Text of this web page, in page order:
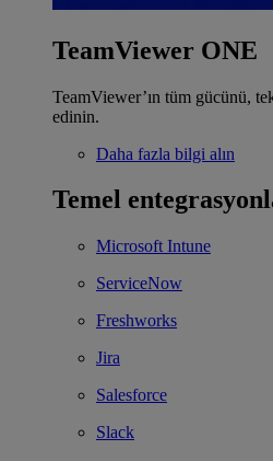
TeamViewer ONE
TeamViewer’ın tüm gücünü,
edinin.
Daha fazla bilgi alın
Temel
Microsoft Intune
ServiceNow
Freshworks
Jira
Salesforce
Slack